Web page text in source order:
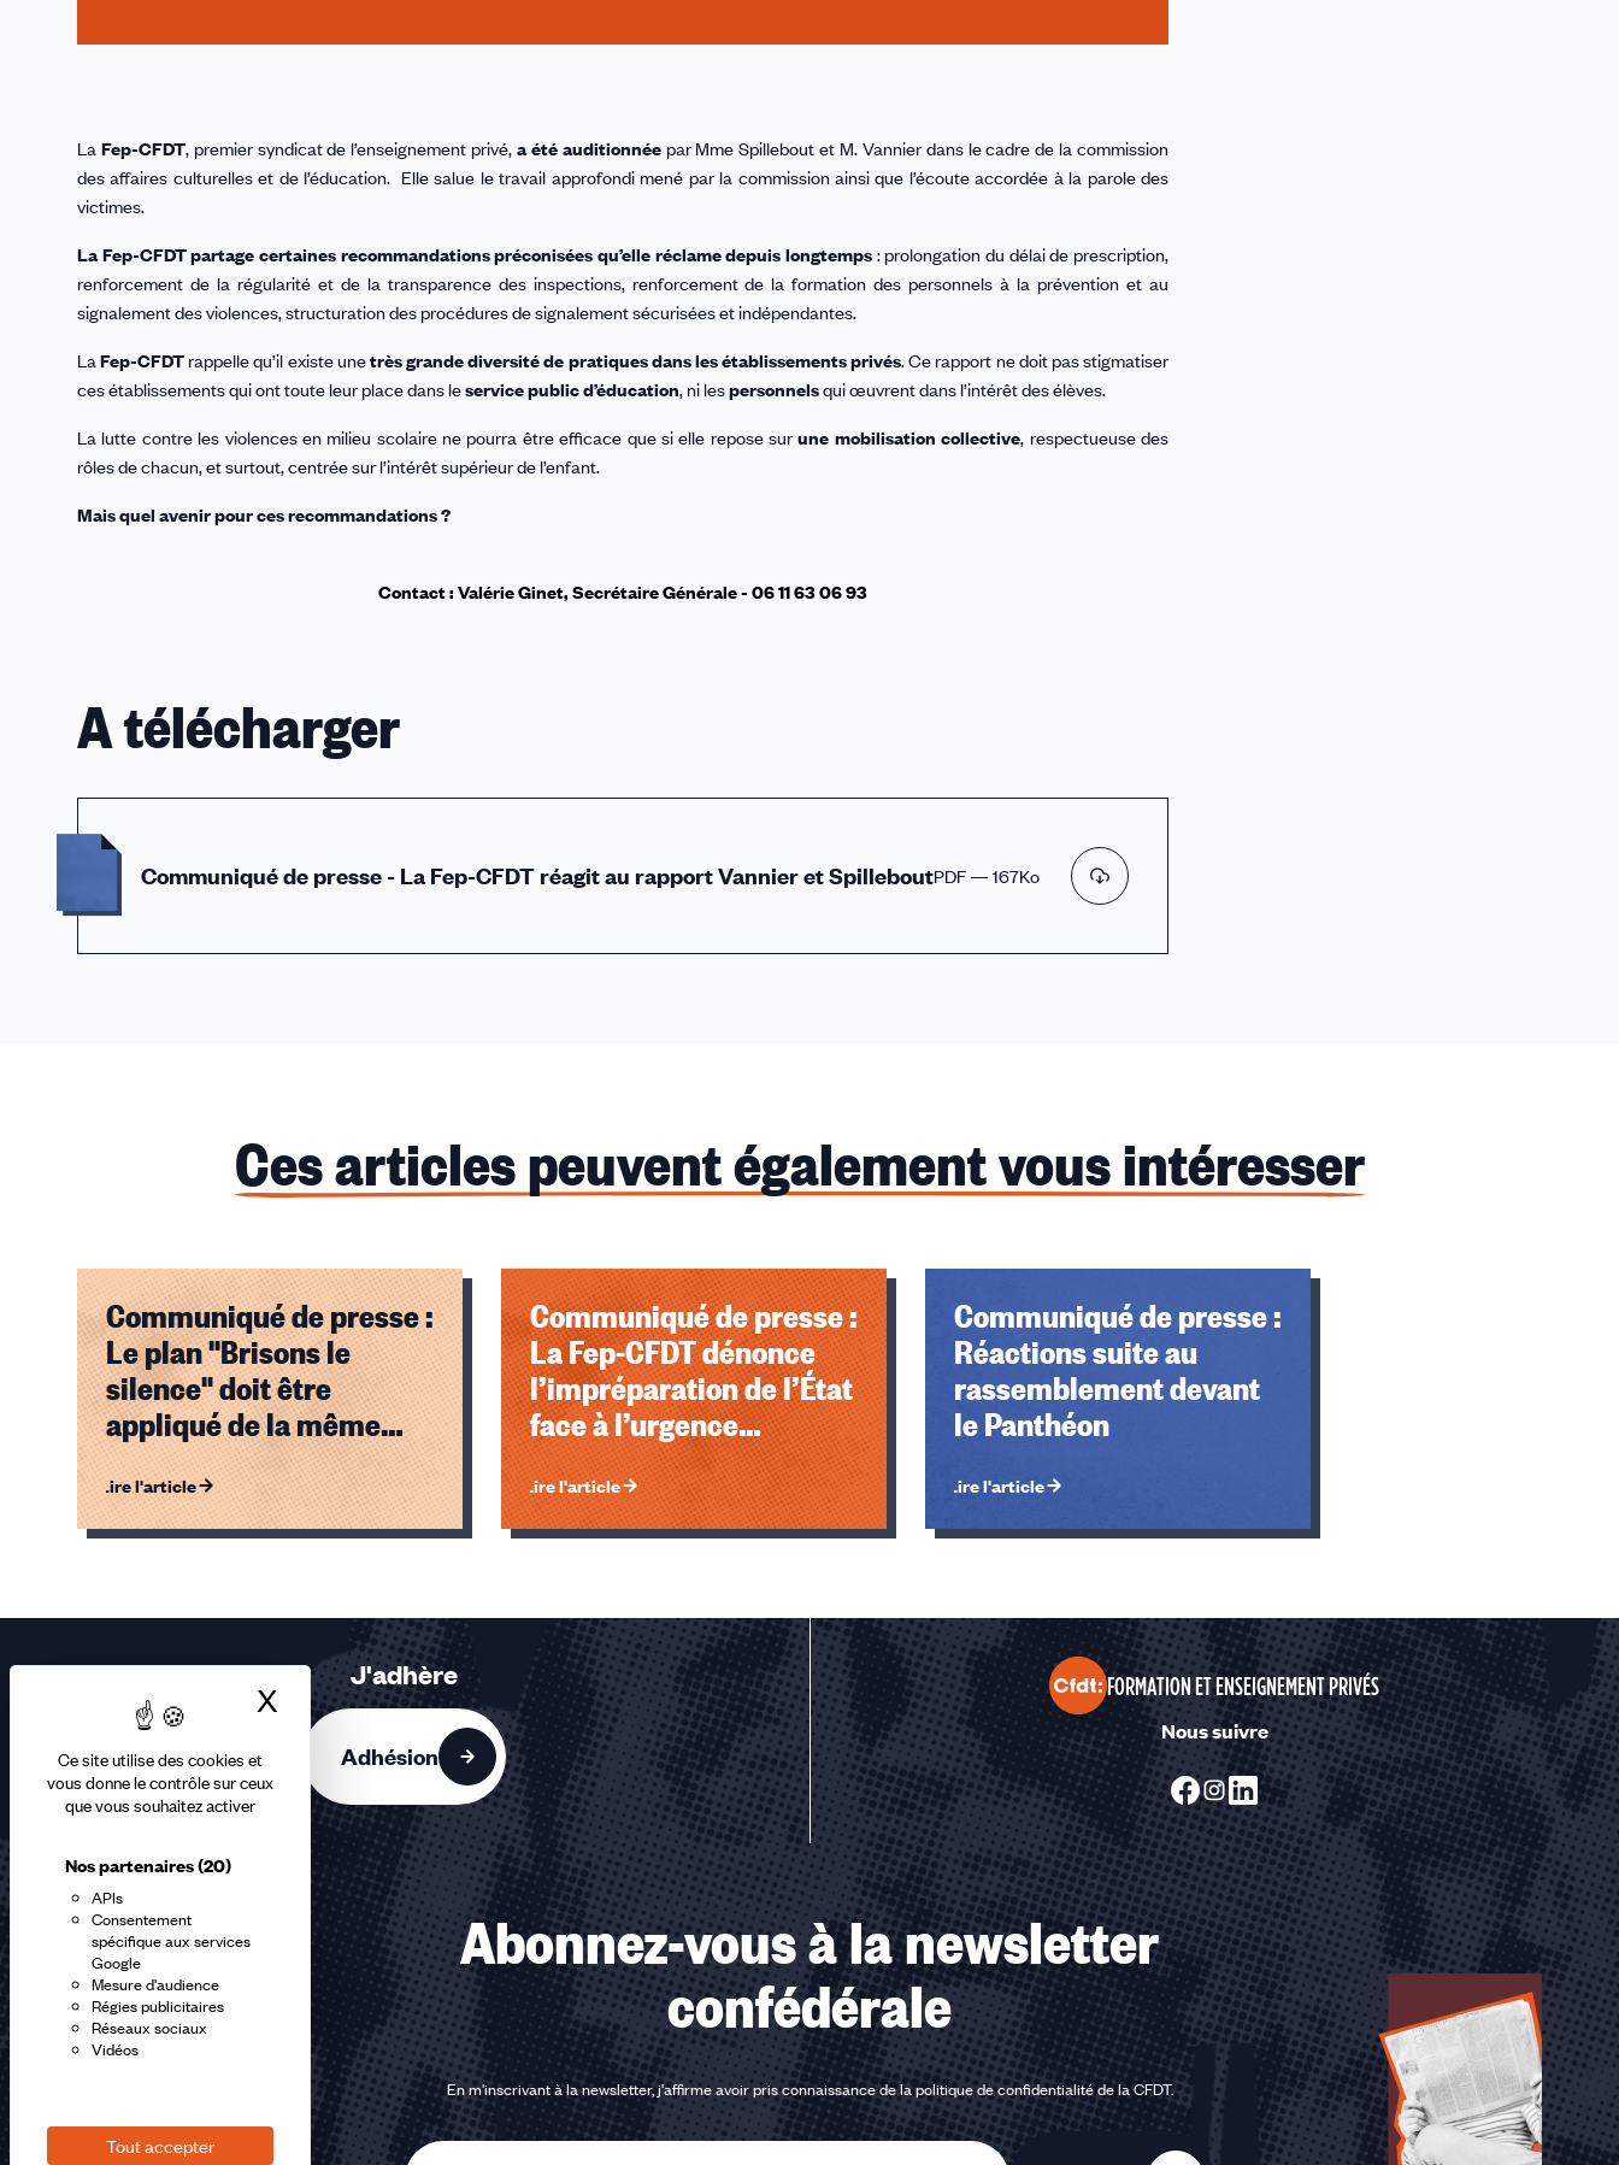
Ce site utilise des cookies et
vous donne le contrôle sur ceux
que vous souhaitez activer
Nos partenaires(20)
APIs
Consentement
spécifique aux services
Google
Mesure d'audience
Régies publicitaires
Réseaux sociaux
Vidéos
Tout accepter
X Masquer le bandeau des cookies
La Fep-CFDT, premier syndicat de l’enseignement privé,a été auditionnée par Mme Spillebout et M. Vannier dans le cadre de la commission
des affaires culturelles et de l’éducation. Elle salue le travail approfondi mené par la commission ainsi que l’écoute accordée à la parole des
victimes.
La Fep-CFDT partage certaines recommandations préconisées qu’elle réclame depuis longtemps : prolongation du délai de prescription,
renforcement de la régularité et de la transparence des inspections, renforcement de la formation des personnels à la prévention et au
signalement des violences, structuration des procédures de signalement sécurisées et indépendantes.
LaFep-CFDT rappelle qu’il existe unetrès grande diversité de pratiques dans les établissements privés. Ce rapport ne doit pas stigmatiser
ces établissements qui ont toute leur place dans leservice public d’éducation, ni lespersonnelsqui œuvrent dans l’intérêt des élèves.
La lutte contre les violences en milieu scolaire ne pourra être efficace que si elle repose surune mobilisation collective, respectueuse des
rôles de chacun, et surtout, centrée sur l’intérêt supérieur de l’enfant.
Mais quel avenir pour ces recommandations ?
Contact : Valérie Ginet, Secrétaire Générale - 06 11 63 06 93
A télécharger
Communiqué de presse - La Fep-CFDT réagit au rapport Vannier et SpilleboutPDF — 167Ko
Ces articles peuvent également vous intéresser
Communiqué de presse :
Le plan "Brisons le
silence" doit être
appliqué de la même
façon dans le public et
dans le privé !
Lire l'article
Communiqué de presse :
La Fep-CFDT dénonce
l’impréparation de l’État
face à l’urgence
climatique
Lire l'article
Communiqué de presse :
Réactions suite au
rassemblement devant
le Panthéon
Lire l'article
Éléments
sur
accessibles
J'adhère
Adhésion
FORMATION ET ENSEIGNEMENT PRIVÉS
Nous suivre
Abonnez-vous à la newsletter
confédérale
En m'inscrivant à la newsletter, j'affirme avoir pris connaissance de lapolitique de confidentialité de la CFDT.